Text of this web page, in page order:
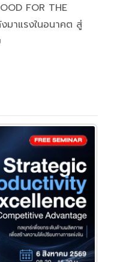
FOR THE
มาแรงในอนาคต สู่